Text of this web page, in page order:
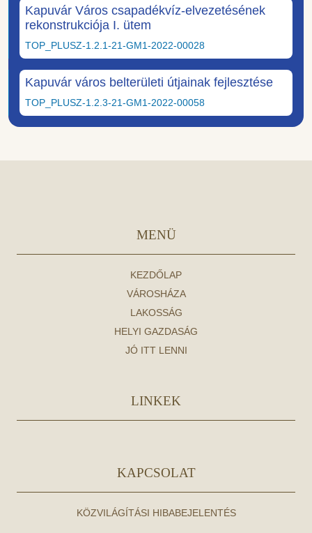
Kapuvár Város csapadékvíz-elvezetésének
rekonstrukciója I. ütem
TOP_PLUSZ-1.2.1-21-GM1-2022-00028
Kapuvár város belterületi útjainak fejlesztése
TOP_PLUSZ-1.2.3-21-GM1-2022-00058
MENÜ
KEZDŐLAP
VÁROSHÁZA
LAKOSSÁG
HELYI GAZDASÁG
JÓ ITT LENNI
LINKEK
KAPCSOLAT
KÖZVILÁGÍTÁSI HIBABEJELENTÉS